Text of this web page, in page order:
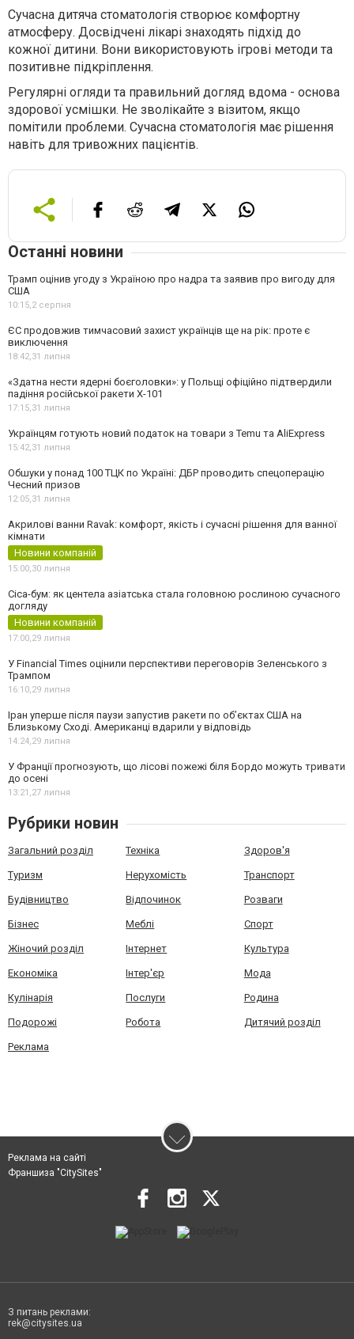
Сучасна дитяча стоматологія створює комфортну
атмосферу. Досвідчені лікарі знаходять підхід до
кожної дитини. Вони використовують ігрові методи та
позитивне підкріплення.
Регулярні огляди та правильний догляд вдома - основа
здорової усмішки. Не зволікайте з візитом, якщо
помітили проблеми. Сучасна стоматологія має рішення
навіть для тривожних пацієнтів.
Останні новини
Трамп оцінив угоду з Україною про надра та заявив про вигоду для
США
10:15,2 серпня
ЄС продовжив тимчасовий захист українців ще на рік: проте є
виключення
18:42,31 липня
«Здатна нести ядерні боєголовки»: у Польщі офіційно підтвердили
падіння російської ракети Х-101
17:15,31 липня
Українцям готують новий податок на товари з Temu та AliExpress
15:42,31 липня
Обшуки у понад 100 ТЦК по Україні: ДБР проводить спецоперацію
Чесний призов
12:05,31 липня
Акрилові ванни Ravak: комфорт, якість і сучасні рішення для ванної
кімнати
Новини компаній
15:00,30 липня
Cica-бум: як центела азіатська стала головною рослиною сучасного
догляду
Новини компаній
17:00,29 липня
У Financial Times оцінили перспективи переговорів Зеленського з
Трампом
16:10,29 липня
Іран уперше після паузи запустив ракети по обʼєктах США на
Близькому Сході. Американці вдарили у відповідь
14:24,29 липня
У Франції прогнозують, що лісові пожежі біля Бордо можуть тривати
до осені
13:21,27 липня
Рубрики новин
Загальний розділ Техніка Здоров'я
Туризм Нерухомість Транспорт
Будівництво Відпочинок Розваги
Бізнес Меблі Спорт
Жіночий розділ Інтернет Культура
Економіка Інтер'єр Мода
Кулінарія Послуги Родина
Подорожі Робота Дитячий розділ
Реклама
Реклама на сайті
Франшиза "CitySites"
З питань реклами:
rek@citysites.ua